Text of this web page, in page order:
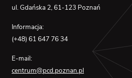
ul. Gdańska 2, 61-123 Poznań
Informacja:
(+48) 61 647 76 34
E-mail:
centrum@pcd.poznan.pl